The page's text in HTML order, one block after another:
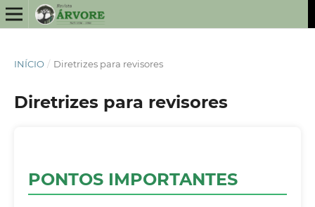
INÍCIO / Diretrizes para revisores
Diretrizes para revisores
PONTOS IMPORTANTES